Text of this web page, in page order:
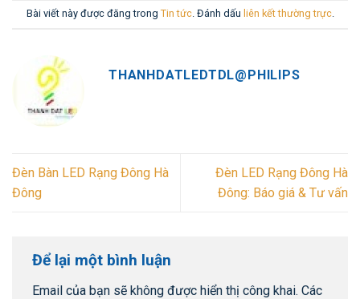
Bài viết này được đăng trong Tin tức. Đánh dấu liên kết thường trực.
THANHDATLEDTDL@PHILIPS
Đèn Bàn LED Rạng Đông Hà
Đông
Đèn LED Rạng Đông Hà
Đông: Báo giá & Tư vấn
Để lại một bình luận
Email của bạn sẽ không được hiển thị công khai. Các